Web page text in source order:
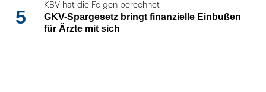
5
KBV hat die Folgen berechnet
GKV-Spargesetz bringt finanzielle Einbußen
für Ärzte mit sich